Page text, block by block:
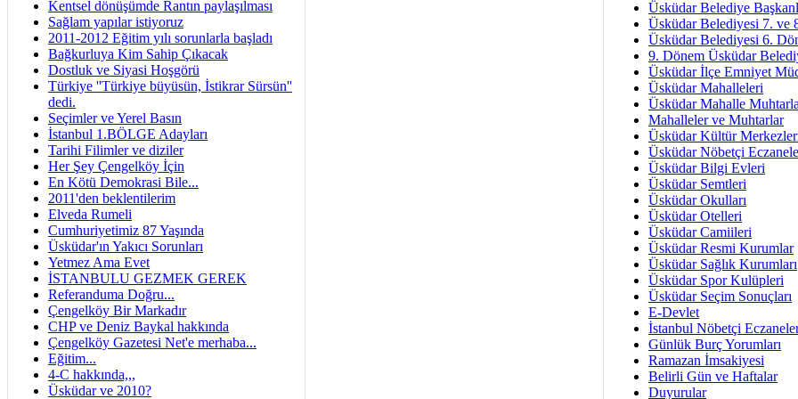
Kentsel dönüşümde Rantın paylaşılması
Sağlam yapılar istiyoruz
2011-2012 Eğitim yılı sorunlarla başladı
Bağkurluya Kim Sahip Çıkacak
Dostluk ve Siyasi Hoşgörü
Türkiye ''Türkiye büyüsün, İstikrar Sürsün''
dedi.
Seçimler ve Yerel Basın
İstanbul 1.BÖLGE Adayları
Tarihi Filimler ve diziler
Her Şey Çengelköy İçin
En Kötü Demokrasi Bile...
2011'den beklentilerim
Elveda Rumeli
Cumhuriyetimiz 87 Yaşında
Üsküdar'ın Yakıcı Sorunları
Yetmez Ama Evet
İSTANBULU GEZMEK GEREK
Referanduma Doğru...
Çengelköy Bir Markadır
CHP ve Deniz Baykal hakkında
Çengelköy Gazetesi Net'e merhaba...
Eğitim...
4-C hakkında,,,
Üsküdar ve 2010?
Av.
İmar Sorunlarının Genel
Arakan
Bayramın
Ruhsal
Üsküdar
Üsküdar Belediye
Üsküdar Belediyesi 7. ve
Üsküdar Belediyesi 6.
9. Dönem Üsküdar
Üsküdar İlçe Emniyet
Üsküdar Mahalleleri
Üsküdar Mahalle
Mahalleler ve Muhtarlar
Üsküdar Kültür
Üsküdar Nöbetçi
Üsküdar Bilgi Evleri
Üsküdar Semtleri
Üsküdar Okulları
Üsküdar Otelleri
Üsküdar Camiileri
Üsküdar Resmi Kurumlar
Üsküdar Sağlık Kurumları
Üsküdar Spor Kulüpleri
Üsküdar Seçim Sonuçları
E-Devlet
İstanbul Nöbetçi
Günlük Burç Yorumları
Ramazan İmsakiyesi
Belirli Gün ve Haftalar
Duyurular